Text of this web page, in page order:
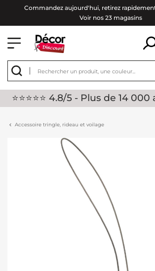
Commandez aujourd'hui, retirez
Voir nos 23 magasins
⭐⭐⭐⭐⭐ 4.8/5 - Plus de 14
Accessoire tringle, rideau et voilage